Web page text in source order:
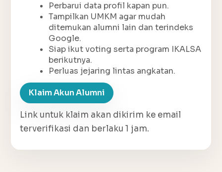
Perbarui data profil kapan pun.
Tampilkan UMKM agar mudah
ditemukan alumni lain dan terindeks
Google.
Siap ikut voting serta program IKALSA
berikutnya.
Perluas jejaring lintas angkatan.
Klaim Akun Alumni
Link untuk klaim akan dikirim ke email
terverifikasi dan berlaku 1 jam.